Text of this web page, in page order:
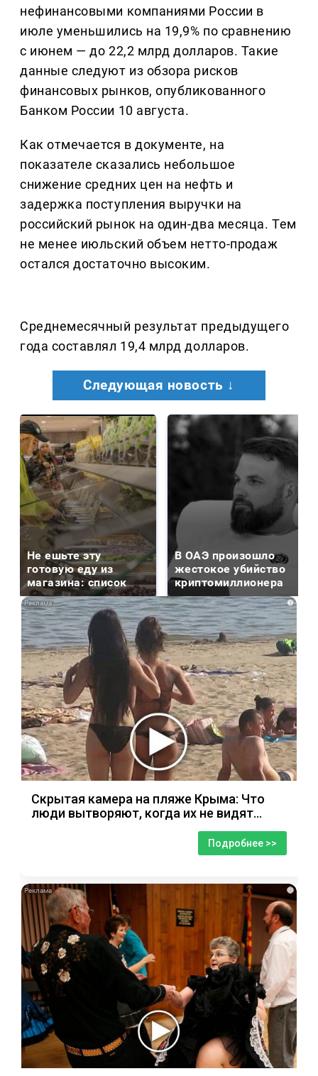
нефинансовыми компаниями России в
июле уменьшились на 19,9% по сравнению
с июнем — до 22,2 млрд долларов. Такие
данные следуют из обзора рисков
финансовых рынков, опубликованного
Банком России 10 августа.
Как отмечается в документе, на
показателе сказались небольшое
снижение средних цен на нефть и
задержка поступления выручки на
российский рынок на один-два месяца. Тем
не менее июльский объем нетто-продаж
остался достаточно высоким.
Среднемесячный результат предыдущего
года составлял 19,4 млрд долларов.
Следующая новость ↓
Не ешьте эту
готовую еду из
магазина: список
В ОАЭ произошло
жестокое убийство
криптомиллионера
i
Скрытая камера на пляже Крыма: Что
люди вытворяют, когда их не видят...
Подробнее >>
i